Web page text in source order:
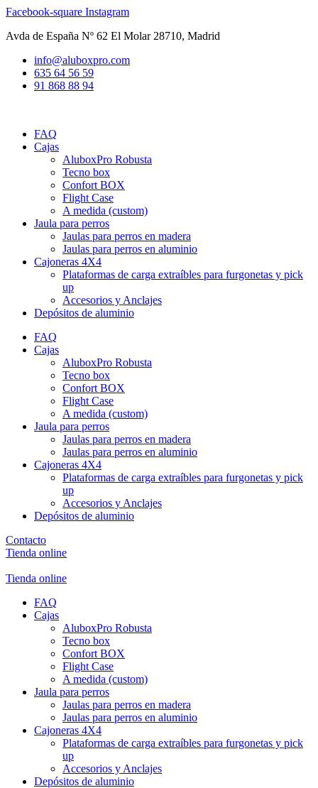
Ir
contenido
Facebook-square Instagram
Avda de España Nº 62 El Molar 28710, Madrid
info@aluboxpro.com
635 64 56 59
91 868 88 94
FAQ
Cajas
AluboxPro Robusta
Tecno box
Confort BOX
Flight Case
A medida (custom)
Jaula para perros
Jaulas para perros en madera
Jaulas para perros en aluminio
Cajoneras 4X4
Plataformas de carga extraíbles para furgonetas y pick
up
Accesorios y Anclajes
Depósitos de aluminio
FAQ
Cajas
AluboxPro Robusta
Tecno box
Confort BOX
Flight Case
A medida (custom)
Jaula para perros
Jaulas para perros en madera
Jaulas para perros en aluminio
Cajoneras 4X4
Plataformas de carga extraíbles para furgonetas y pick
up
Accesorios y Anclajes
Depósitos de aluminio
Contacto
Tienda online
Tienda online
FAQ
Cajas
AluboxPro Robusta
Tecno box
Confort BOX
Flight Case
A medida (custom)
Jaula para perros
Jaulas para perros en madera
Jaulas para perros en aluminio
Cajoneras 4X4
Plataformas de carga extraíbles para furgonetas y pick
up
Accesorios y Anclajes
Depósitos de aluminio